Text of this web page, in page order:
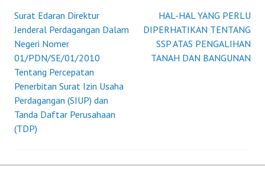
KEPALA
BADAN
PENANAMAN
MODAL
TENTANG
PERCEPATAN
PELAYANAN
Post
navigation
Surat Edaran Direktur
Jenderal Perdagangan Dalam
Negeri Nomer
01/PDN/SE/01/2010
Tentang Percepatan
Penerbitan Surat Izin Usaha
Perdagangan (SIUP) dan
Tanda Daftar Perusahaan
(TDP)
HAL-HAL YANG PERLU
DIPERHATIKAN TENTANG
SSP ATAS PENGALIHAN
TANAH DAN BANGUNAN